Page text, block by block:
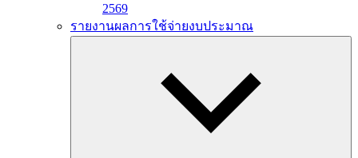
2569
รายงานผลการใช้จ่ายงบประมาณ